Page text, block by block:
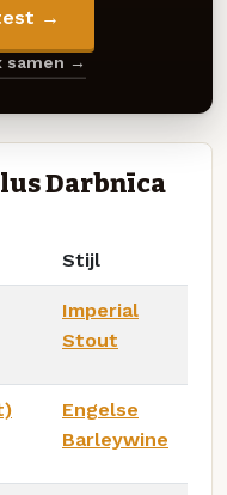
→
samen →
Darbnīca
Stijl
Imperial
Stout
Engelse
Barleywine